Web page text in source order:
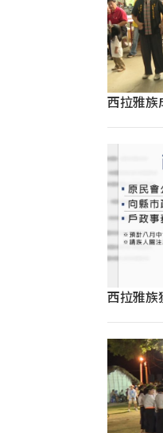
西拉雅族
西拉雅族